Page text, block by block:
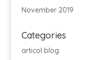
November 2019
Categories
articol blog